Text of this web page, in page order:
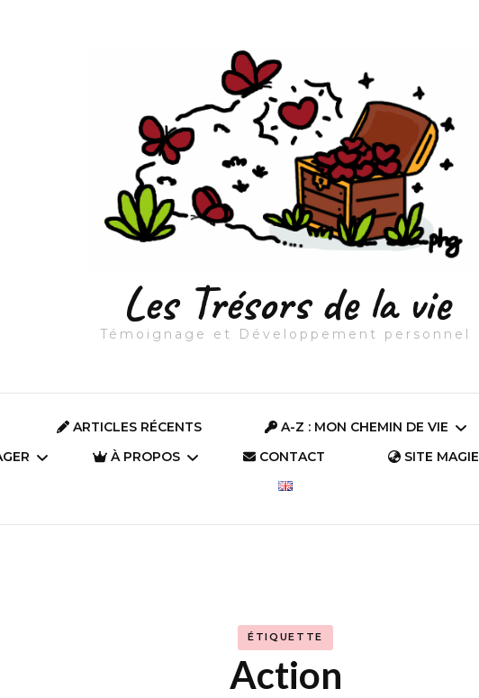
Les Trésors de la vie
Témoignage et Développement personnel
ARTICLES RÉCENTS A-Z : MON CHEMIN DE VIE
A-Z : Changer le
monde
À PROPOS
(2019)
Pourquoi ce site ?
CONTACT SITE MAGIE
ÉTIQUETTE
Action